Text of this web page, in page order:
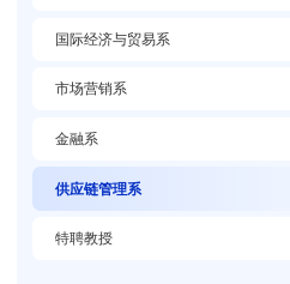
国际经济与贸易系
市场营销系
金融系
供应链管理系
特聘教授